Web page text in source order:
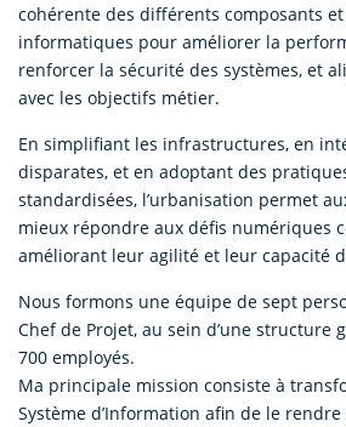
cohérente des différents composants
informatiques pour améliorer la
renforcer la sécurité des systèmes, et
avec les objectifs métier.
En simplifiant les infrastructures, en
disparates, et en adoptant des
standardisées, l’urbanisation permet
mieux répondre aux défis numériques
améliorant leur agilité et leur capacité
Nous formons une équipe de sept
Chef de Projet, au sein d’une structure
700 employés.
Ma principale mission consiste à
Système d’Information afin de le